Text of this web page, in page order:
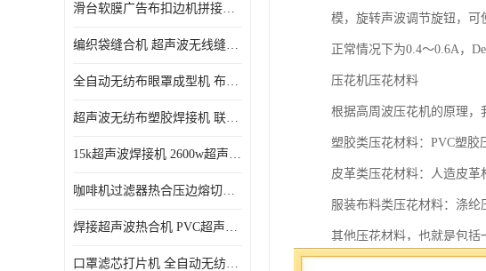
滑台软膜广告布扣边机拼接机用于焊接热合拼接作用
编织袋缝合机 超声波无线缝合机 厂家现货供应
全自动无纺布眼罩成型机 布料海绵眼罩热合切边机
超声波无纺布塑胶焊接机 联宇制造
15k超声波焊接机 2600w超声波焊接机 联宇制造
咖啡机过滤器热合压边熔切机 超声波无纺布喷胶棉热合机
焊接超声波热合机 PVC超声波焊接机 无纺布超声波设备
口罩滤芯打片机 全自动无纺布压花压标设备 多层料复合机
模，旋转声波调节旋钮，可
正常情况下为0.4～0.6A，
压花机压花材料
根据高周波压花机的原理，
塑胶类压花材料：PVC塑胶
皮革类压花材料：人造皮
服装布料类压花材料：涤
其他压花材料，也就是包